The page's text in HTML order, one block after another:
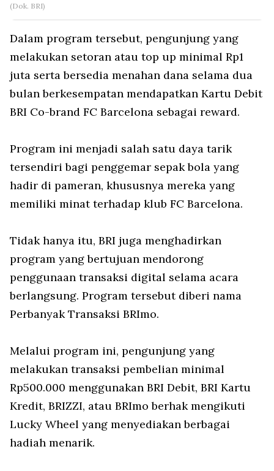
(Dok. BRI)
Dalam program tersebut, pengunjung yang
melakukan setoran atau top up minimal Rp1
juta serta bersedia menahan dana selama dua
bulan berkesempatan mendapatkan Kartu Debit
BRI Co-brand FC Barcelona sebagai reward.
Program ini menjadi salah satu daya tarik
tersendiri bagi penggemar sepak bola yang
hadir di pameran, khususnya mereka yang
memiliki minat terhadap klub FC Barcelona.
Tidak hanya itu, BRI juga menghadirkan
program yang bertujuan mendorong
penggunaan transaksi digital selama acara
berlangsung. Program tersebut diberi nama
Perbanyak Transaksi BRImo.
Melalui program ini, pengunjung yang
melakukan transaksi pembelian minimal
Rp500.000 menggunakan BRI Debit, BRI Kartu
Kredit, BRIZZI, atau BRImo berhak mengikuti
Lucky Wheel yang menyediakan berbagai
hadiah menarik.